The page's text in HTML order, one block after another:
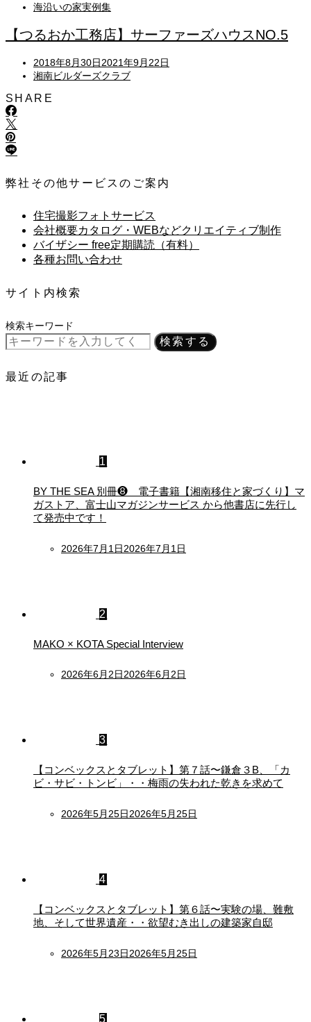
海沿いの家実例集
【つるおか工務店】サーファーズハウスNO.5
Posted
on
2018年8月30日2021年9月22日
湘南ビルダーズクラブ
SHARE
弊社その他サービスのご案内
住宅撮影フォトサービス
会社概要カタログ・WEBなどクリエイティブ制作
バイザシー free定期購読（有料）
各種お問い合わせ
サイト内検索
検索キーワード
検索する
最近の記事
1
BY THE SEA 別冊❽ 電子書籍【湘南移住と家づくり】マ
ガストア、富士山マガジンサービス から他書店に先行し
て発売中です！
Posted
2026年7月1日2026年7月1日
2
MAKO × KOTA Special Interview
Posted
2026年6月2日2026年6月2日
3
【コンベックスとタブレット】第７話〜鎌倉３B、「カ
ビ・サビ・トンビ」・・梅雨の失われた乾きを求めて
Posted
2026年5月25日2026年5月25日
4
【コンベックスとタブレット】第６話〜実験の場、難敷
地、そして世界遺産・・欲望むき出しの建築家自邸
Posted
2026年5月23日2026年5月25日
5